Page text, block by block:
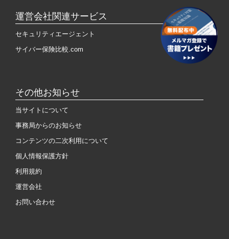
運営会社関連サービス
セキュリティエージェント
サイバー保険比較.com
その他お知らせ
当サイトについて
事務局からのお知らせ
コンテンツの二次利用について
個人情報保護方針
利用規約
運営会社
お問い合わせ